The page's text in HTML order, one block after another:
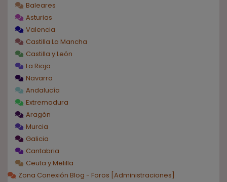
Baleares
Asturias
Valencia
Castilla La Mancha
Castilla y León
La Rioja
Navarra
Andalucía
Extremadura
Aragón
Murcia
Galicia
Cantabria
Ceuta y Melilla
Zona Conexión Blog - Foros [Administraciones]